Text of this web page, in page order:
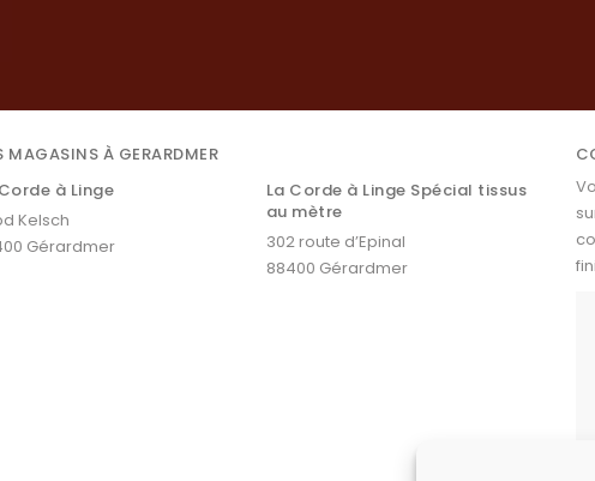
MAGASINS À GERARDMER
à Linge
Kelsch
Gérardmer
La Corde à Linge Spécial tissus
au mètre
302 route d’Epinal
88400 Gérardmer